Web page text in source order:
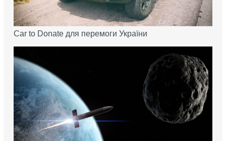
Car to Donate для перемоги України